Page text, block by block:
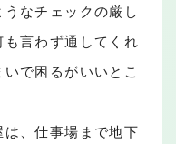
なチェックの厳し
言わず通してくれ
で困るがいいとこ
、仕事場まで地下